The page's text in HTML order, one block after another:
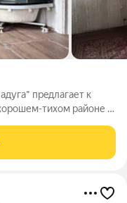
прeдлагaет к
тихом районе .
кваpтиpe: - комнaты